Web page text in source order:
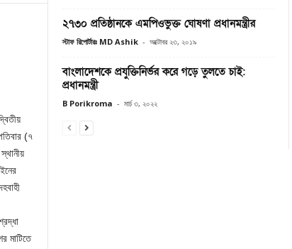
(৭
মাটিতে
২৭৩০ প্রতিষ্ঠানকে এমপিওভুক্ত ঘোষণা প্রধানমন্ত্রীর
স্টাফ রিপোর্টারঃ MD Ashik - অক্টোবর ২৩, ২০১৯
বাংলাদেশকে প্রযুক্তিনির্ভর করে গড়ে তুলতে চাই:
প্রধানমন্ত্রী
B Porikroma - মার্চ ৩, ২০২২